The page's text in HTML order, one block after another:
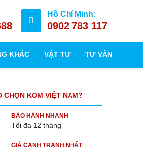
Hồ Chí Minh:
0902 783 117
KHÁC VẬT TƯ TƯ VẤN
CHỌN KOM VIỆT NAM?
BẢO HÀNH NHANH
Tối đa 12 tháng
GIÁ CẠNH TRANH NHẤT